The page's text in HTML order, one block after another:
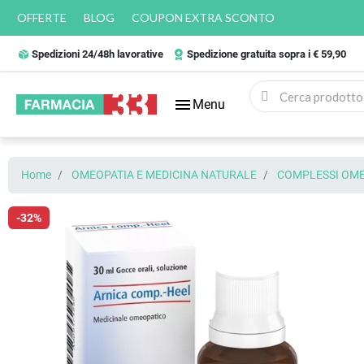
OFFERTE BLOG COUPON EXTRA SCONTO
Spedizioni 24/48h lavorative Spedizione gratuita sopra i € 59,90
menu Menu
Home OMEOPATIA E MEDICINA NATURALE COMPLESSI
-32%